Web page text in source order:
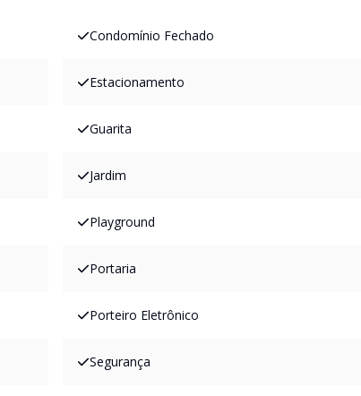
Condomínio Fechado
Estacionamento
Guarita
Jardim
Playground
Portaria
Porteiro Eletrônico
Segurança